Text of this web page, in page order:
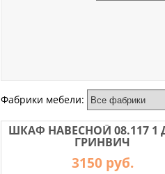
Фабрики мебели:
ШКАФ НАВЕСНОЙ 08.117 1
ГРИНВИЧ
3150 руб.